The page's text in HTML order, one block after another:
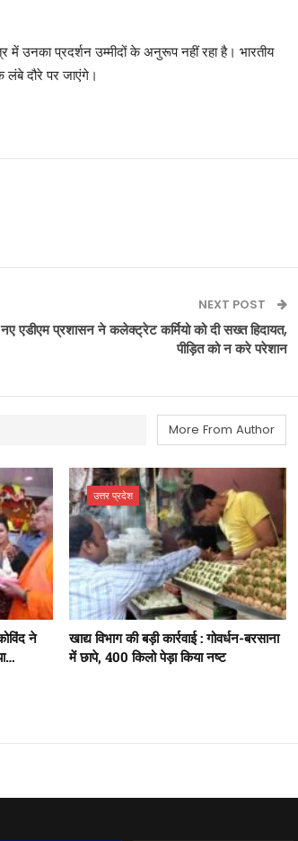
उनका प्रदर्शन उम्मीदों के अनुरूप नहीं रहा है। भारतीय
दौरे पर जाएंगे।
NEXT POST
एडीएम प्रशासन ने कलेक्ट्रेट कर्मियो को दी सख्त हिदायत,
पीड़ित को न करे परेशान
More From Author
ने
उत्तर प्रदेश
खाद्य विभाग की बड़ी कार्रवाई : गोवर्धन-बरसाना
में छापे, 400 किलो पेड़ा किया नष्ट